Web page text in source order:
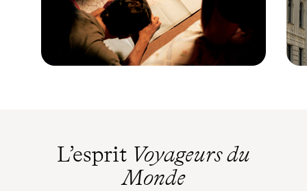
L’esprit Voyageurs du
Monde